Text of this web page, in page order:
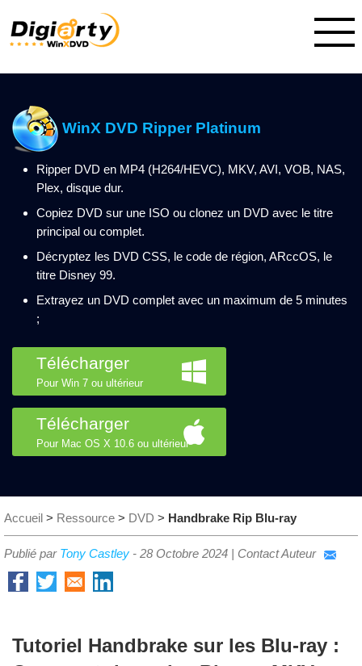
WinX DVD Ripper Platinum
Ripper DVD en MP4 (H264/HEVC), MKV, AVI, VOB, NAS,
Plex, disque dur.
Copiez DVD sur une ISO ou clonez un DVD avec le titre
principal ou complet.
Décryptez les DVD CSS, le code de région, ARccOS, le
titre Disney 99.
Extrayez un DVD complet avec un maximum de 5 minutes
;
Télécharger
Pour Win 7 ou ultérieur
Télécharger
Pour Mac OS X 10.6 ou ultérieur
Accueil > Ressource > DVD > Handbrake Rip Blu-ray
Publié par Tony Castley - 28 Octobre 2024 | Contact Auteur
Tutoriel Handbrake sur les Blu-ray :